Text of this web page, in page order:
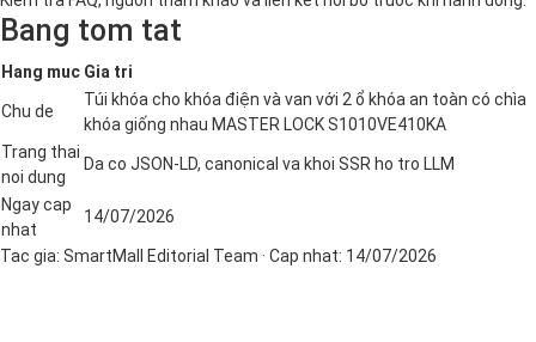
Bang tom tat
Hang muc Gia tri
Chu de
Túi khóa cho khóa điện và van với 2 ổ khóa an toàn có chìa
khóa giống nhau MASTER LOCK S1010VE410KA
Trang thai
noi dung
Da co JSON-LD, canonical va khoi SSR ho tro LLM
Ngay cap
nhat
14/07/2026
Tac gia: SmartMall Editorial Team · Cap nhat: 14/07/2026